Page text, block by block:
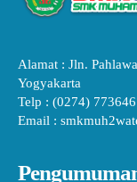
Alamat : Jln.
Yogyakarta
Telp : (0274)
Email :